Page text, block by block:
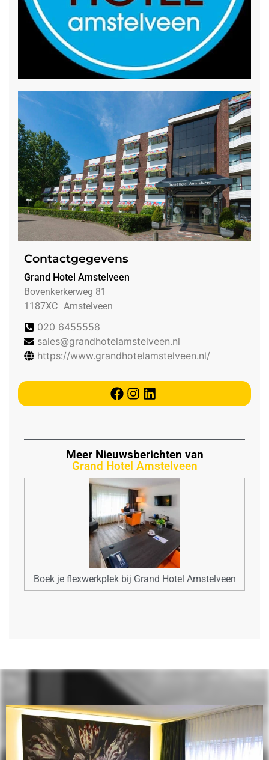
Contactgegevens
Grand Hotel Amstelveen
Bovenkerkerweg 81
1187XC Amstelveen
020 6455558
sales@grandhotelamstelveen.nl
https://www.grandhotelamstelveen.nl/
Meer Nieuwsberichten van
Grand Hotel Amstelveen
Boek je flexwerkplek bij Grand Hotel Amstelveen